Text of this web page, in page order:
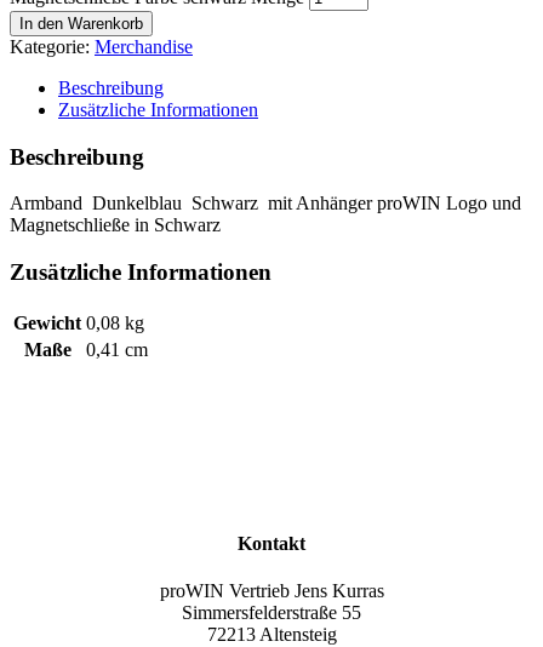
In den Warenkorb
Kategorie: Merchandise
Beschreibung
Zusätzliche Informationen
Beschreibung
Armband Dunkelblau Schwarz mit Anhänger proWIN Logo und
Magnetschließe in Schwarz
Zusätzliche Informationen
Gewicht 0,08 kg
Maße
0,41 cm
Kontakt
proWIN Vertrieb Jens Kurras
Simmersfelderstraße 55
72213 Altensteig